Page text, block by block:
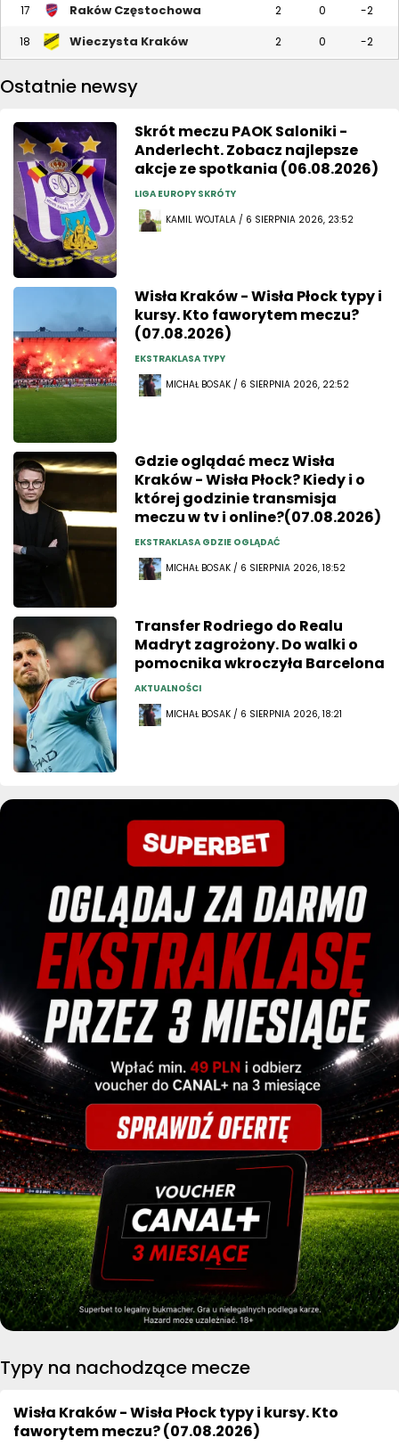
17 Raków Częstochowa 2 0 -2
18 Wieczysta Kraków 2 0 -2
Ostatnie newsy
Skrót meczu PAOK Saloniki -
Anderlecht. Zobacz najlepsze
akcje ze spotkania (06.08.2026)
LIGA EUROPY SKRÓTY
KAMIL WOJTALA / 6 SIERPNIA 2026, 23:52
Wisła Kraków - Wisła Płock typy i
kursy. Kto faworytem meczu?
(07.08.2026)
EKSTRAKLASA TYPY
MICHAŁ BOSAK / 6 SIERPNIA 2026, 22:52
Gdzie oglądać mecz Wisła
Kraków - Wisła Płock? Kiedy i o
której godzinie transmisja
meczu w tv i online?(07.08.2026)
EKSTRAKLASA GDZIE OGLĄDAĆ
MICHAŁ BOSAK / 6 SIERPNIA 2026, 18:52
Transfer Rodriego do Realu
Madryt zagrożony. Do walki o
pomocnika wkroczyła Barcelona
AKTUALNOŚCI
MICHAŁ BOSAK / 6 SIERPNIA 2026, 18:21
Typy na nachodzące mecze
Wisła Kraków - Wisła Płock typy i kursy. Kto
faworytem meczu? (07.08.2026)